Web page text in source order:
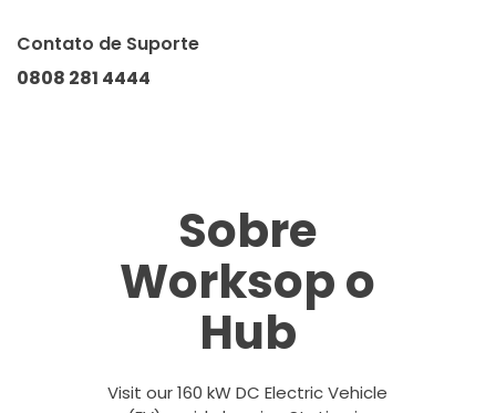
Contato de Suporte
0808 281 4444
Sobre
Worksop o
Hub
Visit our 160 kW DC Electric Vehicle